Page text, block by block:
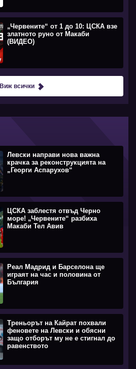
„Червените“ от 1 до 10: ЦСКА взе
златното руно от Макаби
(ВИДЕО)
Виж всички
Левски направи нова важна
крачка за реконструкцията на
„Георги Аспарухов“
ЦСКА заблестя отвъд Черно
море! „Червените“ разбиха
Макаби Тел Авив
Реал Мадрид и Барселона ще
играят на час и половина от
България
Треньорът на Кайрат похвали
феновете на Левски и обясни
защо отборът му не е стигнал до
равенството